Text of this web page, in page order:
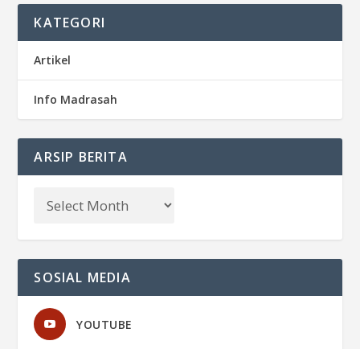
KATEGORI
Artikel
Info Madrasah
ARSIP BERITA
SOSIAL MEDIA
YOUTUBE